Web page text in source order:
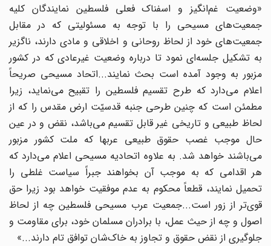
«وضعیت غم‌انگیز و اسفناک فعلی فلسطین نمایندگان کلیه
جمعیت‌های مسیحی را با توجه به مسئولیتی که در مقابل
جمعیت‌های خود از لحاظ روحانی و اخلاقی و مادی دارند، ناگزیر
به تشکیل جلسه‌ای نمود تا درباره وضعیت غیرعادی که در کشور
مزبور به وجود آمده است بحث نمایند...اتحاد مسیحی صریحاً
اعلام می‌دارد که طرح تقسیم فلسطین را تقبیح می‌نماید، زیرا
مطمئن است که چنین طرحی جنبه قدسیّت ارض مقدس را که از
لحاظ طبیعی و تاریخی غیر قابل تقسیم می‌باشد، نقض و در عین
حال موجب غصب حقوق طبیعی عربها که ملت کشور مزبور
می‌باشند خواهد شد. به علاوه اتحادیه مسیحی اعلام می‌دارد که
هر اقدامی که به موجب آن بخواهند جبراً سیاست غلطی را
تحمیل نمایند، قطعاً محکوم به عدم موفقیت خواهد بود زیرا حق
قوی‌تر از زور است...جمعیت عرب مسیحی فلسطین چه از لحاظ
اصول و چه از حیث عمل، با برادران مسلمان خود، برای مقاومت و
جلوگیری از نقض حقوق و تجاوز به خاک‌شان توافق تام دارند...»